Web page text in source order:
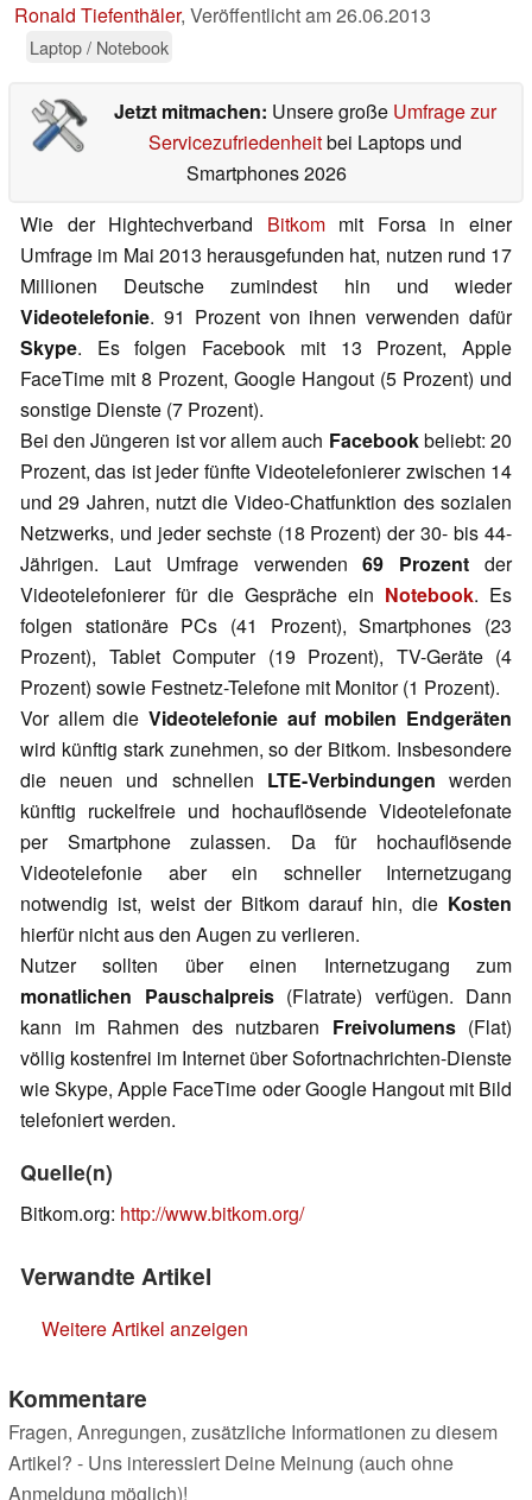
Ronald Tiefenthäler, Veröffentlicht am26.06.2013
Laptop / Notebook
Jetzt mitmachen: Unsere große Umfrage zur
Servicezufriedenheitbei Laptops und
Smartphones 2026
Wie der Hightechverband Bitkommit Forsa in einer
Umfrage im Mai 2013 herausgefunden hat, nutzen rund 17
Millionen Deutsche zumindest hin und wieder
Videotelefonie. 91 Prozent von ihnen verwenden dafür
Skype. Es folgen Facebook mit 13 Prozent, Apple
FaceTime mit 8 Prozent, Google Hangout (5 Prozent) und
sonstige Dienste (7 Prozent).
Bei den Jüngeren ist vor allem auch Facebookbeliebt: 20
Prozent, das ist jeder fünfte Videotelefonierer zwischen 14
und 29 Jahren, nutzt die Video-Chatfunktion des sozialen
Netzwerks, und jeder sechste (18 Prozent) der 30- bis 44-
Jährigen. Laut Umfrage verwenden69 Prozent der
Videotelefonierer für die Gespräche ein Notebook. Es
folgen stationäre PCs (41 Prozent), Smartphones (23
Prozent), Tablet Computer (19 Prozent), TV-Geräte (4
Prozent) sowie Festnetz-Telefone mit Monitor (1 Prozent).
Vor allem die Videotelefonie auf mobilen Endgeräten
wird künftig stark zunehmen, so der Bitkom. Insbesondere
die neuen und schnellen LTE-Verbindungen werden
künftig ruckelfreie und hochauflösende Videotelefonate
per Smartphone zulassen. Da für hochauflösende
Videotelefonie aber ein schneller Internetzugang
notwendig ist, weist der Bitkom darauf hin, die Kosten
hierfür nicht aus den Augen zu verlieren.
Nutzer sollten über einen Internetzugang zum
monatlichen Pauschalpreis (Flatrate) verfügen. Dann
kann im Rahmen des nutzbaren Freivolumens(Flat)
völlig kostenfrei im Internet über Sofortnachrichten-Dienste
wie Skype, Apple FaceTime oder Google Hangout mit Bild
telefoniert werden.
Quelle(n)
Bitkom.org: http://www.bitkom.org/
Verwandte Artikel
Weitere Artikel anzeigen
Kommentare
Fragen, Anregungen, zusätzliche Informationen zu diesem
Artikel? - Uns interessiert Deine Meinung (auch ohne
Anmeldung möglich)!